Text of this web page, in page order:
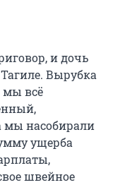
и дочь
Вырубка
мы всё
мы насобирали
ущерба
швейное